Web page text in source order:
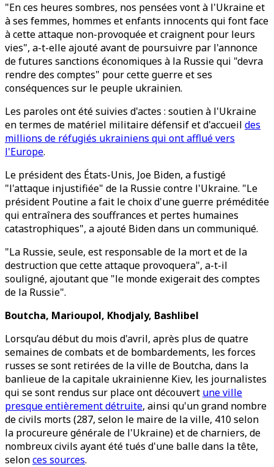
"En ces heures sombres, nos pensées vont à l'Ukraine et
à ses femmes, hommes et enfants innocents qui font face
à cette attaque non-provoquée et craignent pour leurs
vies", a-t-elle ajouté avant de poursuivre par l'annonce
de futures sanctions économiques à la Russie qui "devra
rendre des comptes" pour cette guerre et ses
conséquences sur le peuple ukrainien.
Les paroles ont été suivies d'actes : soutien à l'Ukraine
en termes de matériel militaire défensif et d'accueil des
millions de réfugiés ukrainiens qui ont afflué vers
l'Europe.
Le président des États-Unis, Joe Biden, a fustigé
"l'attaque injustifiée" de la Russie contre l'Ukraine. "Le
président Poutine a fait le choix d'une guerre préméditée
qui entraînera des souffrances et pertes humaines
catastrophiques", a ajouté Biden dans un communiqué.
"La Russie, seule, est responsable de la mort et de la
destruction que cette attaque provoquera", a-t-il
souligné, ajoutant que "le monde exigerait des comptes
de la Russie".
Boutcha, Marioupol, Khodjaly, Bashlibel
Lorsqu’au début du mois d'avril, après plus de quatre
semaines de combats et de bombardements, les forces
russes se sont retirées de la ville de Boutcha, dans la
banlieue de la capitale ukrainienne Kiev, les journalistes
qui se sont rendus sur place ont découvert une ville
presque entièrement détruite, ainsi qu'un grand nombre
de civils morts (287, selon le maire de la ville, 410 selon
la procureure générale de l'Ukraine) et de charniers, de
nombreux civils ayant été tués d'une balle dans la tête,
selonces sources.